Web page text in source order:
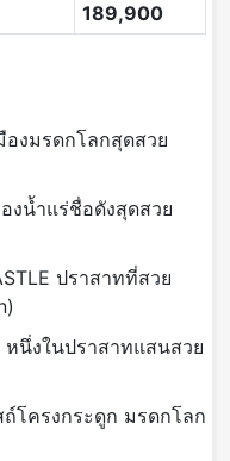
189,900
องมรดกโลกสุดสวย
องน้ำแร่ชื่อดังสุดสวย
ปราสาทที่สวย
นึ่งในปราสาทแสนสวย
โครงกระดูก มรดกโลก